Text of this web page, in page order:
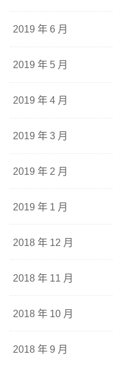
2019 年 6 月
2019 年 5 月
2019 年 4 月
2019 年 3 月
2019 年 2 月
2019 年 1 月
2018 年 12 月
2018 年 11 月
2018 年 10 月
2018 年 9 月